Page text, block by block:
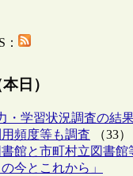
日）
・学習状況調査の結
頻度等も調査 （33）
館と市町村立図書館
今とこれから」